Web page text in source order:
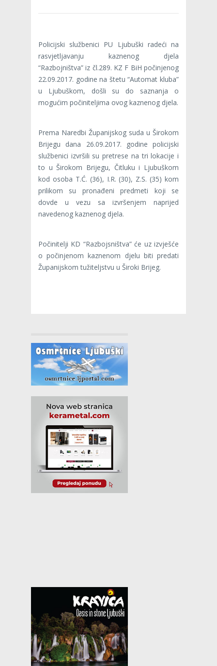
Policijski službenici PU Ljubuški radeći na
rasvjetljavanju kaznenog djela
“Razbojništva” iz čl.289. KZ F BiH počinjenog
22.09.2017. godine na štetu “Automat kluba”
u Ljubuškom, došli su do saznanja o
mogućim počiniteljima ovog kaznenog djela.
Prema Naredbi Županijskog suda u Širokom
Brijegu dana 26.09.2017. godine policijski
službenici izvršili su pretrese na tri lokacije i
to u Širokom Brijegu, Čitluku i Ljubuškom
kod osoba T.Ć. (36), I.R. (30), Z.S. (35) kom
prilikom su pronađeni predmeti koji se
dovde u vezu sa izvršenjem naprijed
navedenog kaznenog djela.
Počinitelji KD “Razbojsništva” će uz izvješće
o počinjenom kaznenom djelu biti predati
Županijskom tužiteljstvu u Široki Brijeg.